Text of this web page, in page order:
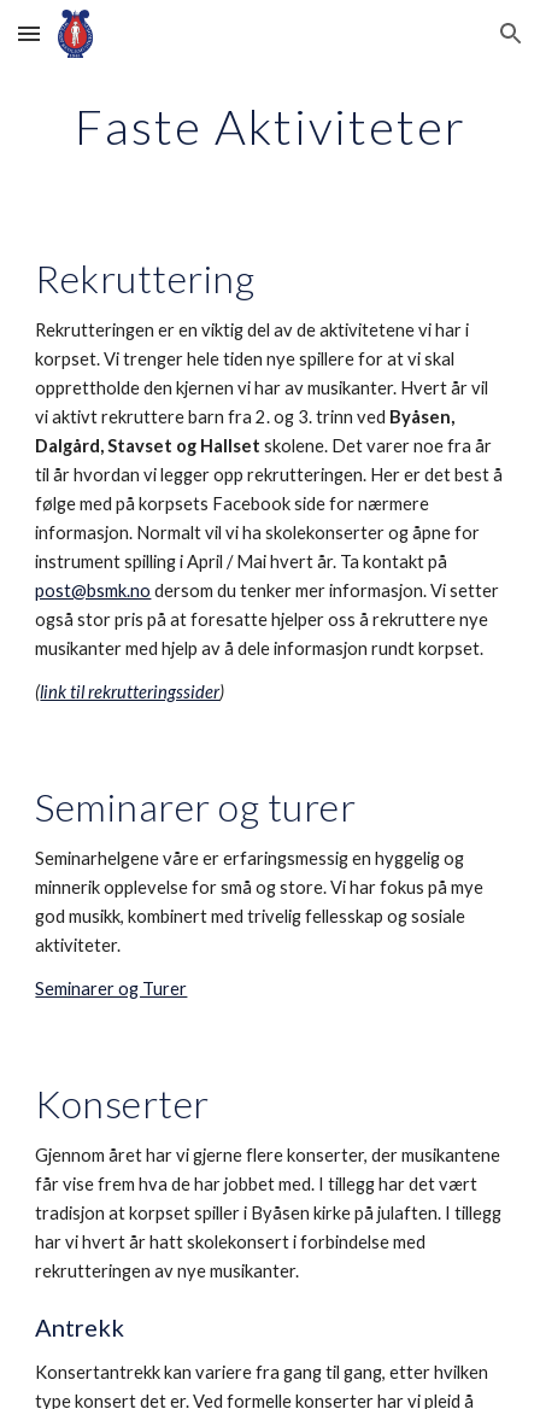
Skip to main content Skip to navigation
Faste Aktiviteter
Rekruttering
Rekrutteringen er en viktig del av de aktivitetene vi har i
korpset. Vi trenger hele tiden nye spillere for at vi skal
opprettholde den kjernen vi har av musikanter. Hvert år vil
vi aktivt rekruttere barn fra 2. og 3. trinn ved Byåsen,
Dalgård, Stavset og Hallset skolene. Det varer noe fra år
til år hvordan vi legger opp rekrutteringen. Her er det best å
følge med på korpsets Facebook side for nærmere
informasjon. Normalt vil vi ha skolekonserter og åpne for
instrument spilling i April / Mai hvert år. Ta kontakt på
post@bsmk.no dersom du tenker mer informasjon. Vi setter
også stor pris på at foresatte hjelper oss å rekruttere nye
musikanter med hjelp av å dele informasjon rundt korpset.
(link til rekrutteringssider)
Seminarer og turer
Seminarhelgene våre er erfaringsmessig en hyggelig og
minnerik opplevelse for små og store. Vi har fokus på mye
god musikk, kombinert med trivelig fellesskap og sosiale
aktiviteter.
Seminarer og Turer
Konserter
Gjennom året har vi gjerne flere konserter, der musikantene
får vise frem hva de har jobbet med. I tillegg har det vært
tradisjon at korpset spiller i Byåsen kirke på julaften. I tillegg
har vi hvert år hatt skolekonsert i forbindelse med
rekrutteringen av nye musikanter.
Antrekk
Konsertantrekk kan variere fra gang til gang, etter hvilken
type konsert det er. Ved formelle konserter har vi pleid å